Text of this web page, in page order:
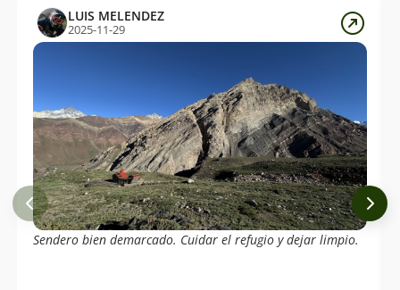
LUIS MELENDEZ
2025-11-29
Sendero bien demarcado. Cuidar el refugio y dejar limpio.